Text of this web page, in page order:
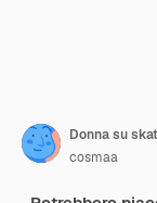
Donna su
cosmaa